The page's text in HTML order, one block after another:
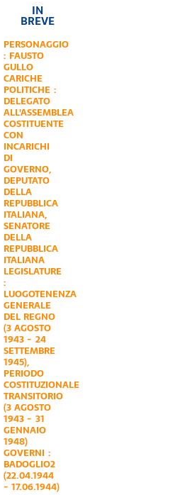
IN
BREVE
PERSONAGGIO
: FAUSTO
GULLO
CARICHE
POLITICHE :
DELEGATO
ALL'ASSEMBLEA
COSTITUENTE
CON
INCARICHI
DI
GOVERNO,
DEPUTATO
DELLA
REPUBBLICA
ITALIANA,
SENATORE
DELLA
REPUBBLICA
ITALIANA
LEGISLATURE
:
LUOGOTENENZA
GENERALE
DEL REGNO
(3 AGOSTO
1943 - 24
SETTEMBRE
1945),
PERIODO
COSTITUZIONALE
TRANSITORIO
(3 AGOSTO
1943 - 31
GENNAIO
1948)
GOVERNI :
BADOGLIO2
(22.04.1944
- 17.06.1944)